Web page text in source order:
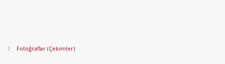
Fotoğraflar (Çekimler)